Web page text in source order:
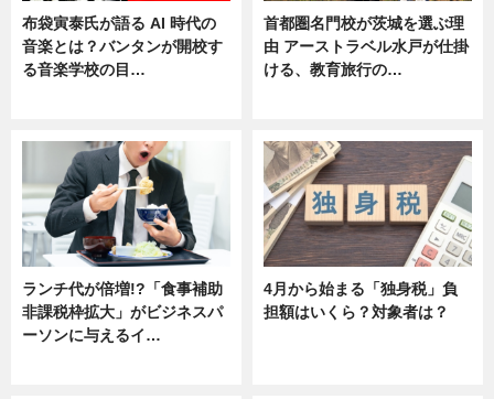
布袋寅泰氏が語る AI 時代の
音楽とは？バンタンが開校す
る音楽学校の目…
首都圏名門校が茨城を選ぶ理
由 アーストラベル水戸が仕掛
ける、教育旅行の…
ランチ代が倍増!?「食事補助
非課税枠拡大」がビジネスパ
ーソンに与えるイ…
4月から始まる「独身税」負
担額はいくら？対象者は？